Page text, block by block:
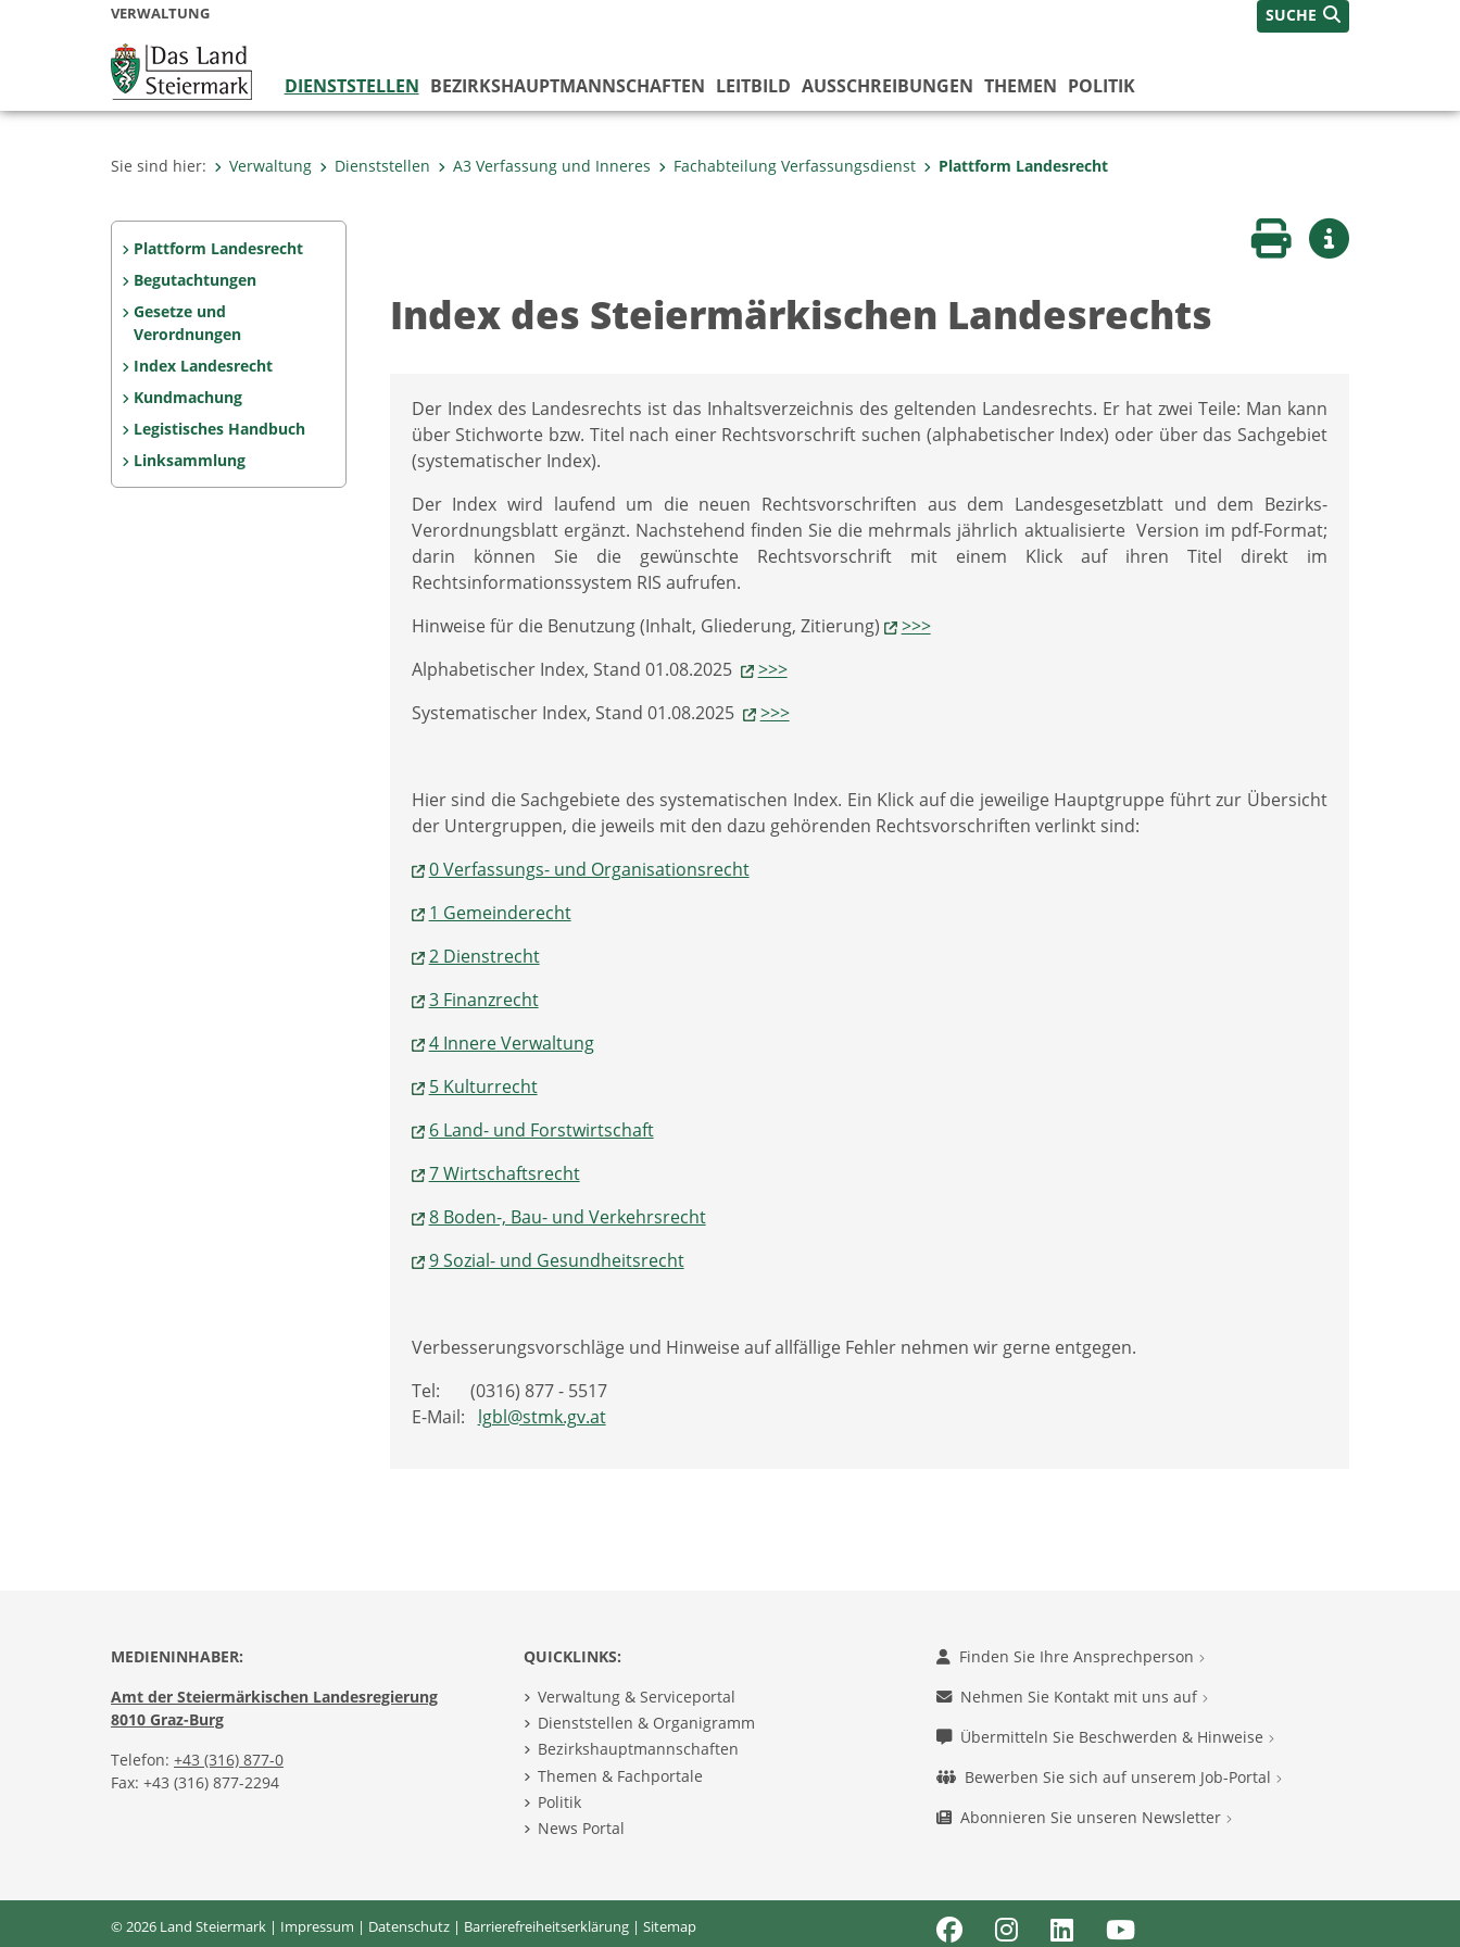
VERWALTUNG SUCHE
DIENSTSTELLEN BEZIRKS­HAUPTMANNSCHAFTEN LEITBILD AUSSCHREIBUNGEN THEMEN POLITIK
Sie sind hier: Verwaltung Dienststellen A3 Verfassung und Inneres Fachabteilung Verfassungs­dienst Plattform Landesrecht
Plattform Landesrecht
Begutachtungen
Gesetze und
Verordnungen
Index Landesrecht
Kundmachung
Legistisches Handbuch
Linksammlung
Seite druckenWeitere Infos
Index des Steiermärkischen Landesrechts
Der Index des Landesrechts ist das Inhaltsverzeichnis des geltenden Landesrechts. Er hat zwei Teile: Man kann
über Stichworte bzw. Titel nach einer Rechtsvorschrift suchen (alphabetischer Index) oder über das Sachgebiet
(systematischer Index).
Der Index wird laufend um die neuen Rechtsvorschriften aus dem Landesgesetzblatt und dem Bezirks-
Verordnungsblatt ergänzt. Nachstehend finden Sie die mehrmals jährlich aktualisierte Version im pdf-Format;
darin können Sie die gewünschte Rechtsvorschrift mit einem Klick auf ihren Titel direkt im
Rechtsinformationssystem RIS aufrufen.
Hinweise für die Benutzung (Inhalt, Gliederung, Zitierung)
>>>
Alphabetischer Index, Stand 01.08.2025
>>>
Systematischer Index, Stand 01.08.2025
>>>
Hier sind die Sachgebiete des systematischen Index. Ein Klick auf die jeweilige Hauptgruppe führt zur Übersicht
der Untergruppen, die jeweils mit den dazu gehörenden Rechtsvorschriften verlinkt sind:
0 Verfassungs- und Organisationsrecht
1 Gemeinderecht
2 Dienstrecht
3 Finanzrecht
4 Innere Verwaltung
5 Kulturrecht
6 Land- und Forstwirtschaft
7 Wirtschaftsrecht
8 Boden-, Bau- und Verkehrsrecht
9 Sozial- und Gesundheitsrecht
Verbesserungsvorschläge und Hinweise auf allfällige Fehler nehmen wir gerne entgegen.
Tel: (0316) 877 - 5517
E-Mail: lgbl@stmk.gv.at
MEDIENINHABER:
Amt der Steiermärkischen Landesregierung
8010 Graz-Burg
Telefon: +43 (316) 877-0
Fax: +43 (316) 877-2294
QUICKLINKS:
Verwaltung & Serviceportal
Dienststellen & Organigramm
Bezirkshauptmannschaften
Themen & Fachportale
Politik
News Portal
Finden Sie Ihre Ansprechperson
Nehmen Sie Kontakt mit uns auf
Übermitteln Sie Beschwerden & Hinweise
Bewerben Sie sich auf unserem Job-Portal
Abonnieren Sie unseren Newsletter
© 2026 Land Steiermark | Impressum | Datenschutz | Barrierefreiheitserklärung | Sitemap FacebookInstagramLinkedInYoutube